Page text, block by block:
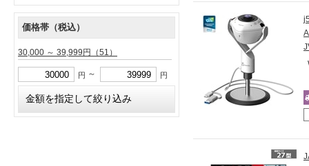
価格帯（税込）
30,000 ～ 39,999円 （51）
円 ～ 円